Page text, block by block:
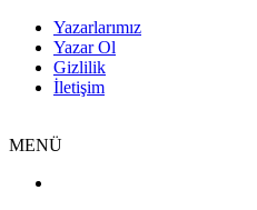
Yazarlarımız
Yazar Ol
Gizlilik
İletişim
MENÜ